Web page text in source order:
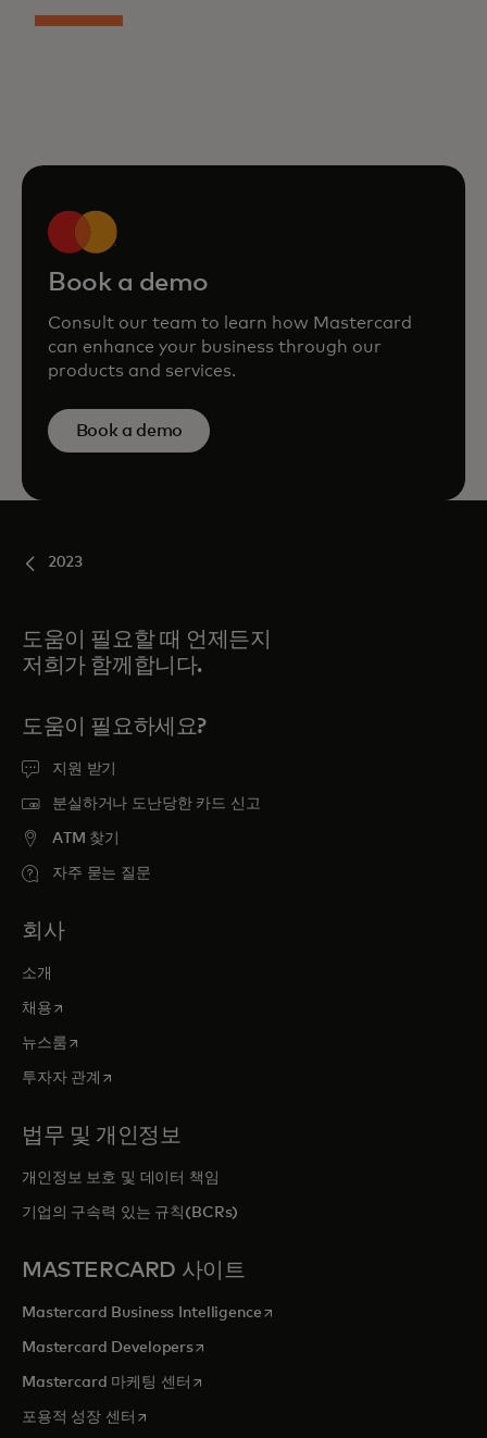
Book a demo
Consult our team to learn how Mastercard
can enhance your business through our
products and services.
Book a demo
2023
도움이 필요할 때 언제든지
저희가 함께합니다.
도움이 필요하세요?
지원 받기
분실하거나 도난당한 카드 신고
ATM 찾기
자주 묻는 질문
회사
소개
채용새 탭에서 열림
뉴스룸새 탭에서 열림
투자자 관계 새 탭에서 열림
법무 및 개인정보
개인정보 보호 및 데이터 책임
기업의 구속력 있는 규칙(BCRs)
MASTERCARD 사이트
Mastercard Business Intelligence새 탭에서 열림
Mastercard Developers새 탭에서 열림
Mastercard 마케팅 센터 새 탭에서 열림
포용적 성장 센터 새 탭에서 열림